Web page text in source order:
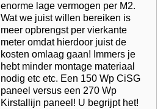
enorme lage vermogen per M2.
Wat we juist willen bereiken is
meer opbrengst per vierkante
meter omdat hierdoor juist de
kosten omlaag gaan! Immers je
hebt minder montage materiaal
nodig etc etc. Een 150 Wp CiSG
paneel versus een 270 Wp
Kirstallijn paneel! U begrijpt het!